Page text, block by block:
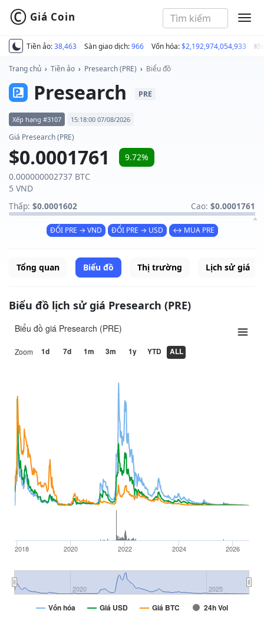
Tiền ảo:38,463 Sàn giao dịch:966 Vốn hóa:$2,192,974,054,933
© Giá Coin
Trang chủ › Tiền ảo › Presearch (PRE) › Biểu đồ
Presearch PRE
Xếp hạng #3107 15:18:00 07/08/2026
Giá Presearch (PRE)
$0.0001761
9.72%
0.000000002737 BTC
5 VND
Thấp: $0.0001602 Cao: $0.0001761
ĐỔI PRE → VND ĐỔI PRE → USD ↔ MUA PRE
Tổng quan Biểu đồ Thị trường Lịch sử giá
Biểu đồ lịch sử giá Presearch (PRE)
Zoom 1d 7d 1m 3m 1y YTD ALL
Biểu đồ giá Presearch (PRE)
Vốn hóa Giá USD Giá BTC 24h Vol
2018 2020 2022 2024 2026
2020 2025